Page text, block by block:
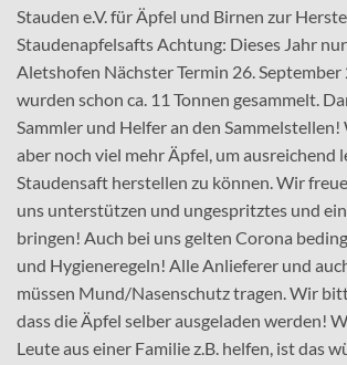
Stauden e.V. für Äpfel und Birnen zur
Staudenapfelsafts Achtung: Dieses Jahr
Aletshofen Nächster Termin 26.
wurden schon ca. 11 Tonnen gesammelt.
Sammler und Helfer an den
aber noch viel mehr Äpfel, um ausreichend
Staudensaft herstellen zu können. Wir
uns unterstützen und ungespritztes und
bringen! Auch bei uns gelten Corona
und Hygieneregeln! Alle Anlieferer und
müssen Mund/Nasenschutz tragen. Wir
dass die Äpfel selber ausgeladen werden!
Leute aus einer Familie z.B. helfen, ist das